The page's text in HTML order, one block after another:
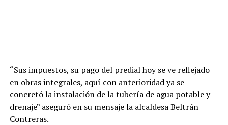
“Sus impuestos, su pago del predial hoy se ve reflejado
en obras integrales, aquí con anterioridad ya se
concretó la instalación de la tubería de agua potable y
drenaje” aseguró en su mensaje la alcaldesa Beltrán
Contreras.